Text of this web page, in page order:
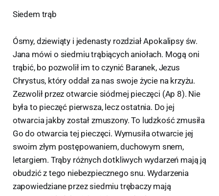
Siedem trąb
Ósmy, dziewiąty i jedenasty rozdział Apokalipsy św.
Jana mówi o siedmiu trąbiących aniołach. Mogą oni
trąbić, bo pozwolił im to czynić Baranek, Jezus
Chrystus, który oddał za nas swoje życie na krzyżu.
Zezwolił przez otwarcie siódmej pieczęci (Ap 8). Nie
była to pieczęć pierwsza, lecz ostatnia. Do jej
otwarcia jakby został zmuszony. To ludzkość zmusiła
Go do otwarcia tej pieczęci. Wymusiła otwarcie jej
swoim złym postępowaniem, duchowym snem,
letargiem. Trąby różnych dotkliwych wydarzeń mają ją
obudzić z tego niebezpiecznego snu. Wydarzenia
zapowiedziane przez siedmiu trębaczy mają